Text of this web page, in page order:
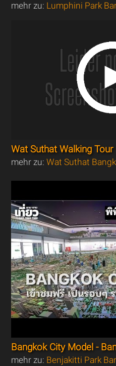
mehr zu: Lumphini Park
Wat Suthat Walking Tour
mehr zu:Wat Suthat
Bangkok City Model -
mehr zu: Benjakitti Park